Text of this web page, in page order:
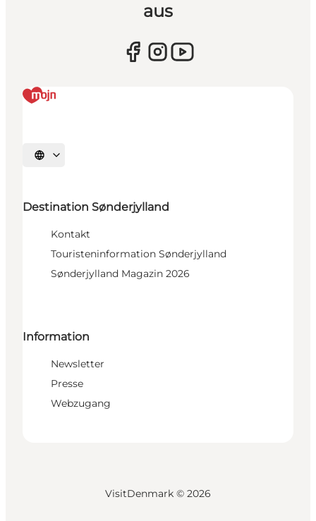
aus
Sprache auswählen
Destination Sønderjylland
Kontakt
Touristeninformation Sønderjylland
Sønderjylland Magazin 2026
Information
Newsletter
Presse
Webzugang
VisitDenmark © 2026